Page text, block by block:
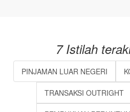
7 Istilah
PINJAMAN LUAR NEGERI
TRANSAKSI OUTRIGHT